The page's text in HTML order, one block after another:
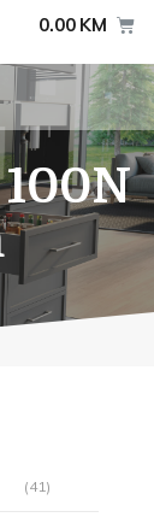
0.00 KM
(41)